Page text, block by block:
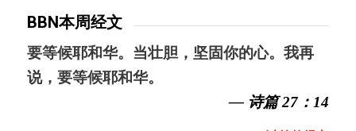
BBN本周经文
要等候耶和华。当壮胆，坚固你的心。我再
说，要等候耶和华。
— 诗篇 27：14